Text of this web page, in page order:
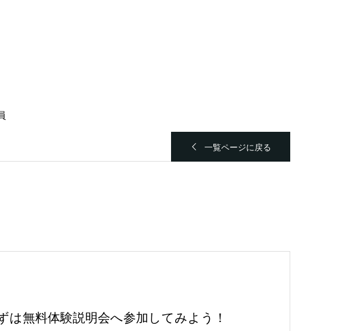
一覧ページに戻る
は無料体験説明会へ参加してみよう！